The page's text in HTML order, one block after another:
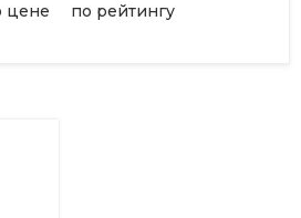
цене
по рейтингу